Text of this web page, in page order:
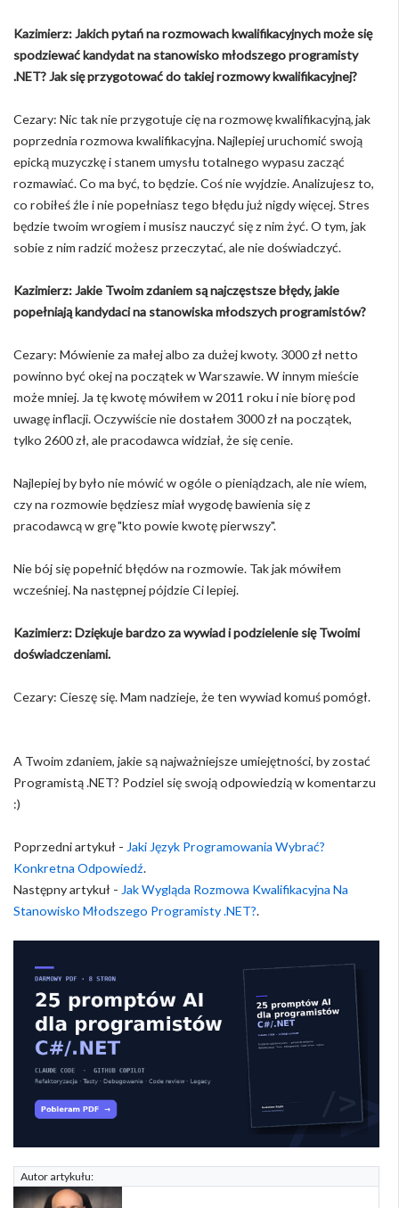
Kazimierz: Jakich pytań na rozmowach kwalifikacyjnych może się
spodziewać kandydat na stanowisko młodszego programisty
.NET? Jak się przygotować do takiej rozmowy kwalifikacyjnej?
Cezary: Nic tak nie przygotuje cię na rozmowę kwalifikacyjną, jak
poprzednia rozmowa kwalifikacyjna. Najlepiej uruchomić swoją
epicką muzyczkę i stanem umysłu totalnego wypasu zacząć
rozmawiać. Co ma być, to będzie. Coś nie wyjdzie. Analizujesz to,
co robiłeś źle i nie popełniasz tego błędu już nigdy więcej. Stres
będzie twoim wrogiem i musisz nauczyć się z nim żyć. O tym, jak
sobie z nim radzić możesz przeczytać, ale nie doświadczyć.
Kazimierz: Jakie Twoim zdaniem są najczęstsze błędy, jakie
popełniają kandydaci na stanowiska młodszych programistów?
Cezary: Mówienie za małej albo za dużej kwoty. 3000 zł netto
powinno być okej na początek w Warszawie. W innym mieście
może mniej. Ja tę kwotę mówiłem w 2011 roku i nie biorę pod
uwagę inflacji. Oczywiście nie dostałem 3000 zł na początek,
tylko 2600 zł, ale pracodawca widział, że się cenie.
Najlepiej by było nie mówić w ogóle o pieniądzach, ale nie wiem,
czy na rozmowie będziesz miał wygodę bawienia się z
pracodawcą w grę "kto powie kwotę pierwszy".
Nie bój się popełnić błędów na rozmowie. Tak jak mówiłem
wcześniej. Na następnej pójdzie Ci lepiej.
Kazimierz: Dziękuje bardzo za wywiad i podzielenie się Twoimi
doświadczeniami.
Cezary: Cieszę się. Mam nadzieje, że ten wywiad komuś pomógł.
A Twoim zdaniem, jakie są najważniejsze umiejętności, by zostać
Programistą .NET? Podziel się swoją odpowiedzią w komentarzu
:)
Poprzedni artykuł - Jaki Język Programowania Wybrać?
Konkretna Odpowiedź.
Następny artykuł - Jak Wygląda Rozmowa Kwalifikacyjna Na
Stanowisko Młodszego Programisty .NET?.
Autor artykułu: